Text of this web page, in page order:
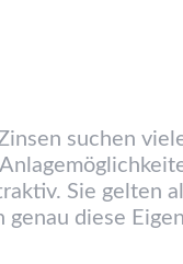
suchen
Sie gelten
diese